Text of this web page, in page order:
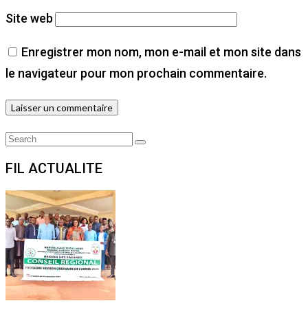
Site web
Enregistrer mon nom, mon e-mail et mon site dans
le navigateur pour mon prochain commentaire.
Search
Search
FIL ACTUALITE